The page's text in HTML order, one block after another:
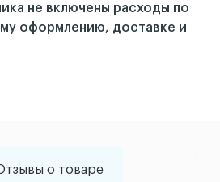
не включены расходы по
оформлению, доставке и
о товаре